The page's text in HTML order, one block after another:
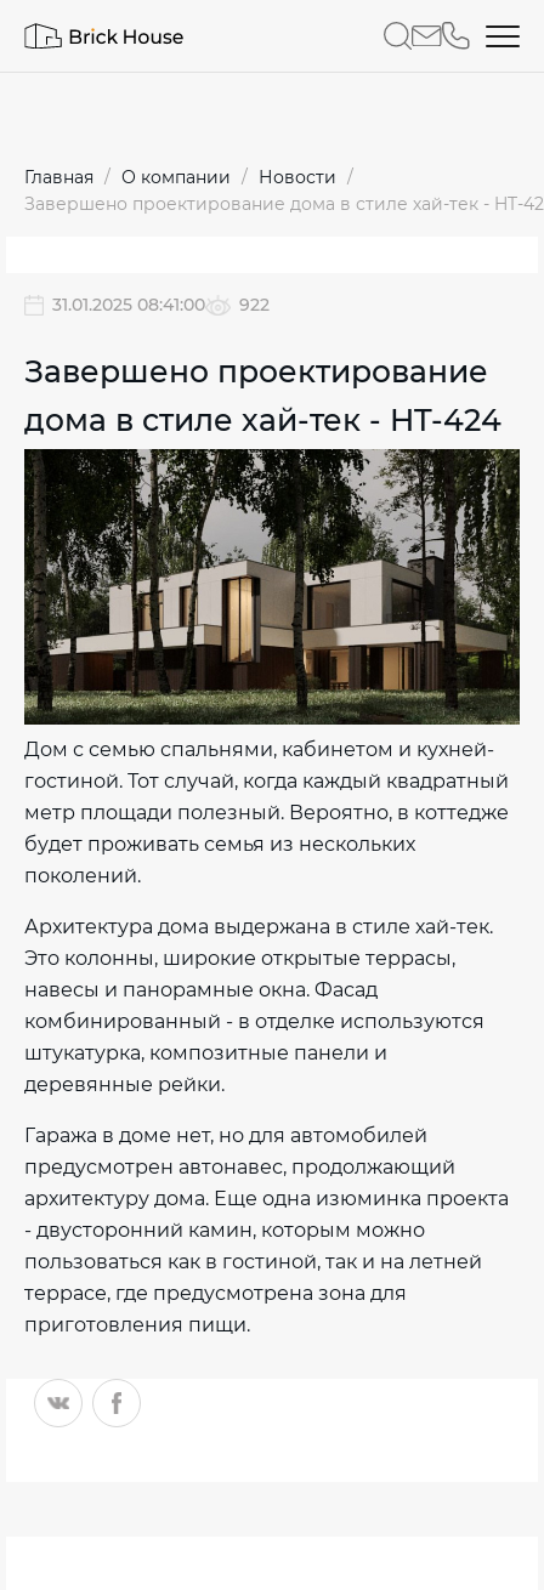
Главная О компании
Новости
Завершено проектирование дома в стиле хай-тек - HT-
31.01.2025 08:41:00 922
Завершено проектирование
дома в стиле хай-тек - HT-424
Дом с семью спальнями, кабинетом и кухней-
гостиной. Тот случай, когда каждый квадратный
метр площади полезный. Вероятно, в коттедже
будет проживать семья из нескольких
поколений.
Архитектура дома выдержана в стиле хай-тек.
Это колонны, широкие открытые террасы,
навесы и панорамные окна. Фасад
комбинированный - в отделке используются
штукатурка, композитные панели и
деревянные рейки.
Гаража в доме нет, но для автомобилей
предусмотрен автонавес, продолжающий
архитектуру дома. Еще одна изюминка проекта
- двусторонний камин, которым можно
пользоваться как в гостиной, так и на летней
террасе, где предусмотрена зона для
приготовления пищи.